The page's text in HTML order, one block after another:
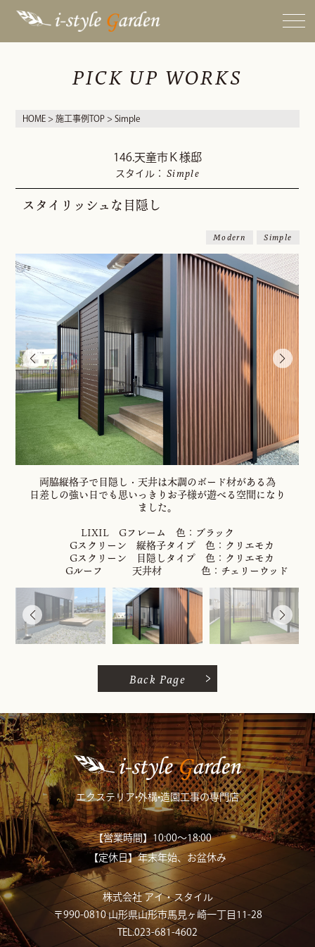
PICK UP WORKS
HOME >施工事例TOP > Simple
146.天童市Ｋ様邸
スタイル： Simple
スタイリッシュな目隠し
Modern Simple
両脇縦格子で目隠し・天井は木調のボード材がある為
日差しの強い日でも思いっきりお子様が遊べる空間になり
ました。
LIXIL Gフレーム 色：ブラック
Gスクリーン 縦格子タイプ 色：クリエモカ
Gスクリーン 目隠しタイプ 色：クリエモカ
Gルーフ 天井材 色：チェリーウッド
Back Page
エクステリア•外構•造園工事の専門店
【営業時間】10:00～18:00
【定休日】年末年始、お盆休み
株式会社 アイ・スタイル
〒990-0810 山形県山形市馬見ヶ崎一丁目11-28
TEL.023-681-4602